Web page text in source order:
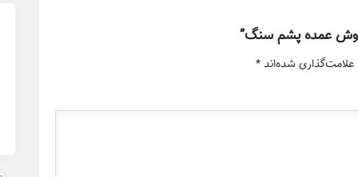
عمده پشم سنگ”
شده‌اند*